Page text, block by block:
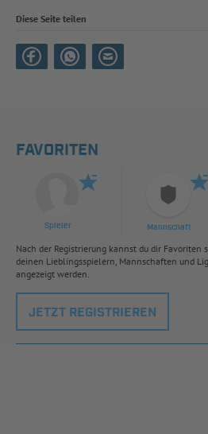
Diese Seite teilen
FAVORITEN
Spieler Mannschaft
Nach der Registrierung kannst du dir Favoriten
deinen Lieblingsspielern, Mannschaften und
angezeigt werden.
JETZT REGISTRIEREN